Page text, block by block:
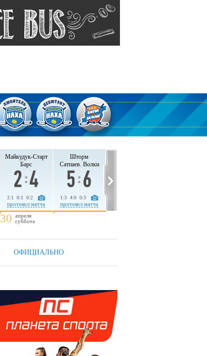
Майкудук-Старт
Барс
2:1 0:1 0:2
протокол матча
30 апреля
суббота
Шторм
Сатпаев. Волки
1:3 4:0 0:3
протокол матча
ОФИЦИАЛЬНО